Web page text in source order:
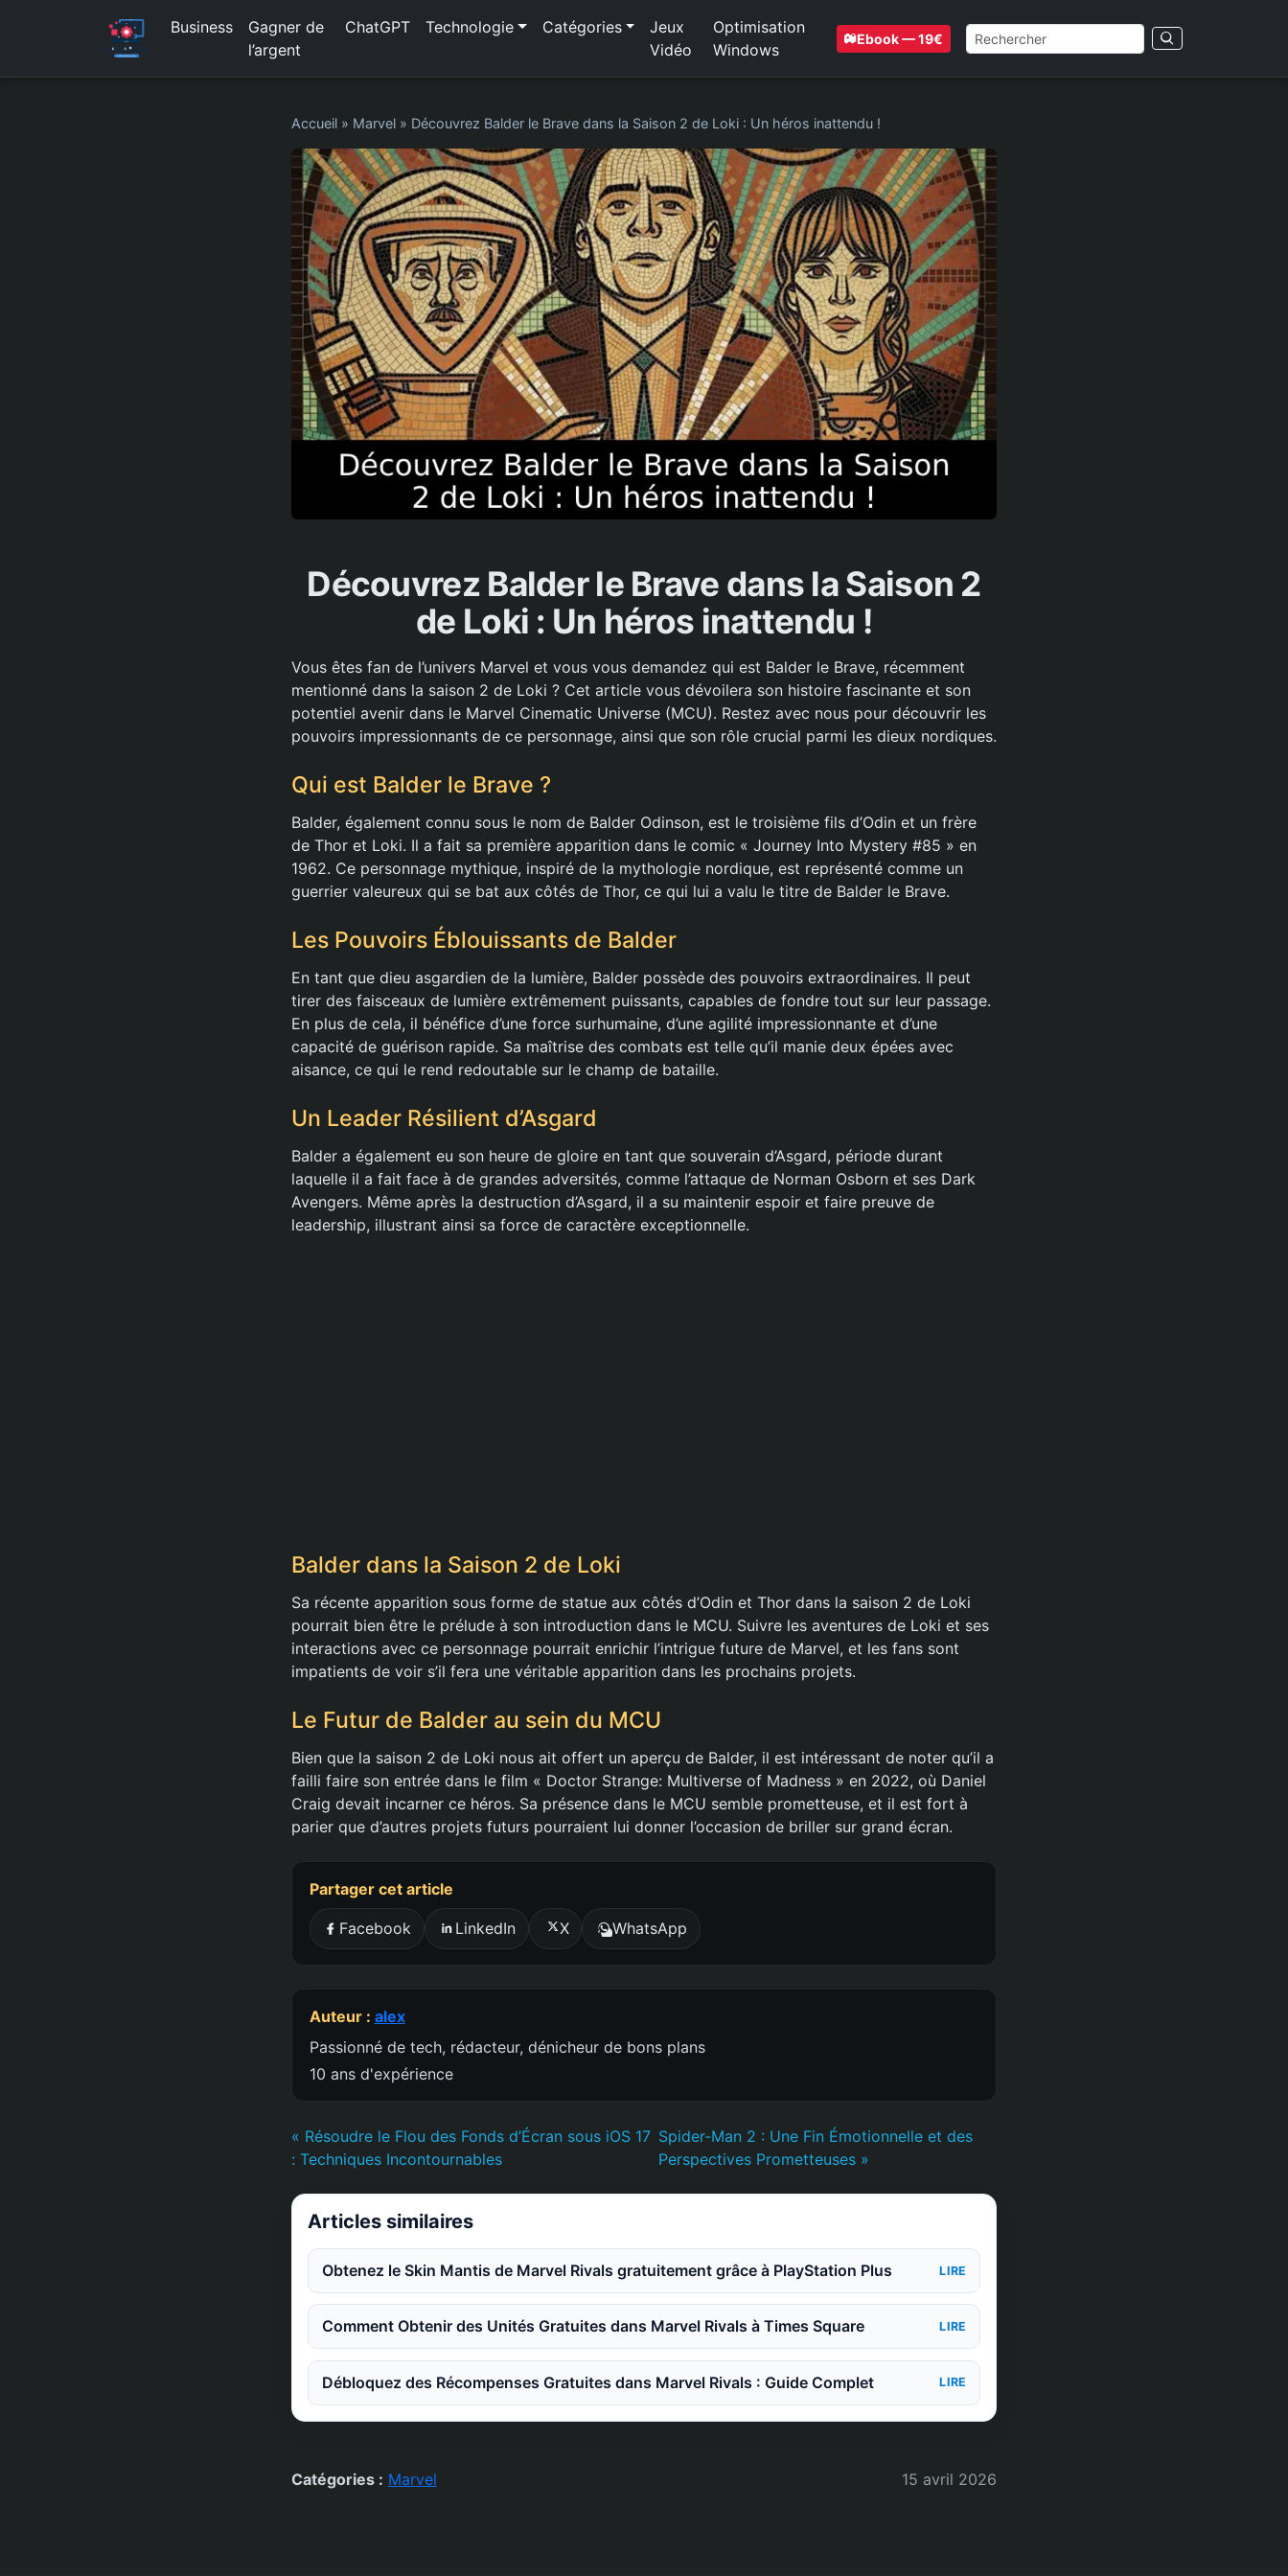
Business
Gagner de
l’argent
ChatGPT Technologie Catégories
Jeux
Vidéo
Optimisation
Windows
Ebook — 19€
Accueil » Marvel » Découvrez Balder le Brave dans la Saison 2 de Loki : Un héros inattendu !
Découvrez Balder le Brave dans la Saison 2
de Loki : Un héros inattendu !
Vous êtes fan de l’univers Marvel et vous vous demandez qui est Balder le Brave, récemment
mentionné dans la saison 2 de Loki ? Cet article vous dévoilera son histoire fascinante et son
potentiel avenir dans le Marvel Cinematic Universe (MCU). Restez avec nous pour découvrir les
pouvoirs impressionnants de ce personnage, ainsi que son rôle crucial parmi les dieux nordiques.
Qui est Balder le Brave ?
Balder, également connu sous le nom de Balder Odinson, est le troisième fils d’Odin et un frère
de Thor et Loki. Il a fait sa première apparition dans le comic « Journey Into Mystery #85 » en
1962. Ce personnage mythique, inspiré de la mythologie nordique, est représenté comme un
guerrier valeureux qui se bat aux côtés de Thor, ce qui lui a valu le titre de Balder le Brave.
Les Pouvoirs Éblouissants de Balder
En tant que dieu asgardien de la lumière, Balder possède des pouvoirs extraordinaires. Il peut
tirer des faisceaux de lumière extrêmement puissants, capables de fondre tout sur leur passage.
En plus de cela, il bénéfice d’une force surhumaine, d’une agilité impressionnante et d’une
capacité de guérison rapide. Sa maîtrise des combats est telle qu’il manie deux épées avec
aisance, ce qui le rend redoutable sur le champ de bataille.
Un Leader Résilient d’Asgard
Balder a également eu son heure de gloire en tant que souverain d’Asgard, période durant
laquelle il a fait face à de grandes adversités, comme l’attaque de Norman Osborn et ses Dark
Avengers. Même après la destruction d’Asgard, il a su maintenir espoir et faire preuve de
leadership, illustrant ainsi sa force de caractère exceptionnelle.
Balder dans la Saison 2 de Loki
Sa récente apparition sous forme de statue aux côtés d’Odin et Thor dans la saison 2 de Loki
pourrait bien être le prélude à son introduction dans le MCU. Suivre les aventures de Loki et ses
interactions avec ce personnage pourrait enrichir l’intrigue future de Marvel, et les fans sont
impatients de voir s’il fera une véritable apparition dans les prochains projets.
Le Futur de Balder au sein du MCU
Bien que la saison 2 de Loki nous ait offert un aperçu de Balder, il est intéressant de noter qu’il a
failli faire son entrée dans le film « Doctor Strange: Multiverse of Madness » en 2022, où Daniel
Craig devait incarner ce héros. Sa présence dans le MCU semble prometteuse, et il est fort à
parier que d’autres projets futurs pourraient lui donner l’occasion de briller sur grand écran.
Partager cet article
Facebook LinkedIn X WhatsApp
Auteur : alex
Passionné de tech, rédacteur, dénicheur de bons plans
10 ans d'expérience
« Résoudre le Flou des Fonds d’Écran sous iOS 17
: Techniques Incontournables
Spider-Man 2 : Une Fin Émotionnelle et des
Perspectives Prometteuses »
Articles similaires
Obtenez le Skin Mantis de Marvel Rivals gratuitement grâce à PlayStation Plus LIRE
Comment Obtenir des Unités Gratuites dans Marvel Rivals à Times Square LIRE
Débloquez des Récompenses Gratuites dans Marvel Rivals : Guide Complet LIRE
Catégories : Marvel 15 avril 2026